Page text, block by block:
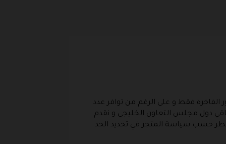
و إنتاج العطور الفاخرة فقط و على الرغم من توافر عدد
دول مجلس التعاون الخليجي و نقدم
تبدأ من 10% لتصل إلى 50% من قيمة العطر حسب سياسة المتجر في تحديد الحد